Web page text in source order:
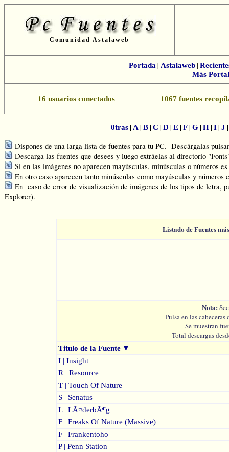
Comunidad Astalaweb
Portada| Astalaweb|
Más
16 usuarios conectados 1067 fuentes
0tras| A | B| C | D | E| F| G| H| I| J
Dispones de una larga lista de fuentes para tu PC. Descárgalas
Descarga las fuentes que desees y luego extráelas al directorio
Si en las imágenes no aparecen mayúsculas, minúsculas o números
En otro caso aparecen tanto minúsculas como mayúsculas y números
En caso de error de visualización de imágenes de los tipos de letra,
Explorer).
Listado de Fuentes
Nota:
Pulsa en las
Se muestran
Total descargas
Titulo de la Fuente ▼
I | Insight
R | Resource
T | Touch Of Nature
S | Senatus
L | LÃ¤derbÃ¶g
F | Freaks Of Nature (Massive)
F | Frankentoho
P | Penn Station